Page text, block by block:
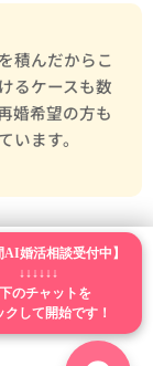
積んだからこ
るケースも数
婚希望の方も
ます。
Webnodeは
験を提供しま
AI婚活相談受付中】
↓↓↓↓↓↓
のチャットを
クして開始です！